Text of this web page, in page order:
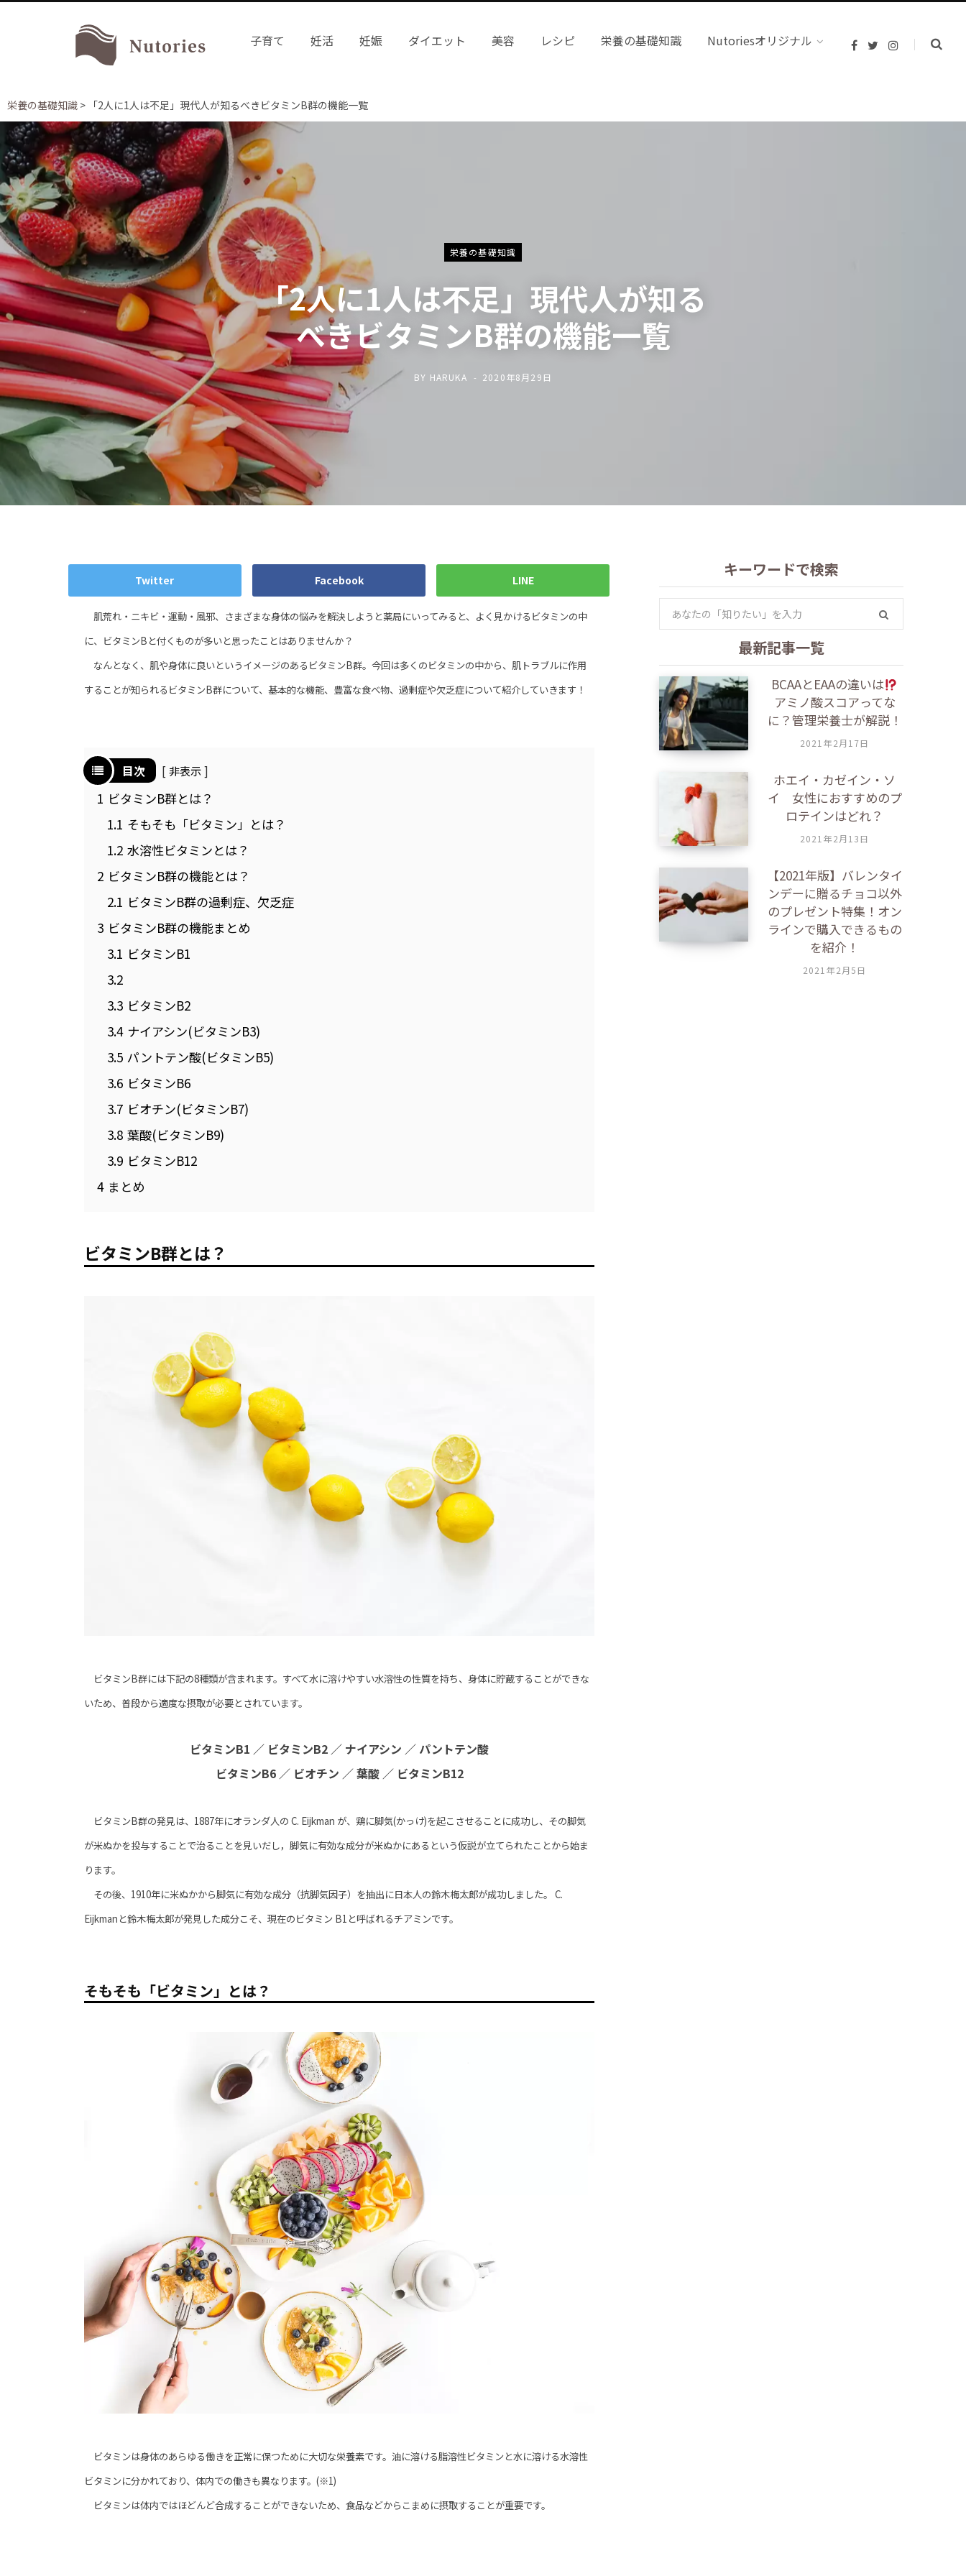
子育て 妊活 妊娠 ダイエット 美容 レシピ 栄養の基礎知識 Nutoriesオリジナル
F
k
I
a
栄養の基礎知識 > 「2人に1人は不足」現代人が知るべきビタミンB群の機能一覧
栄養の基礎知識
「2人に1人は不足」現代人が知る
べきビタミンB群の機能一覧
BY HARUKA 2020年8月29日
Twitter Facebook LINE
肌荒れ・ニキビ・運動・風邪、さまざまな身体の悩みを解決しようと薬局にいってみると、よく見かけるビタミンの中
に、ビタミンBと付くものが多いと思ったことはありませんか？
なんとなく、肌や身体に良いというイメージのあるビタミンB群。今回は多くのビタミンの中から、肌トラブルに作用
することが知られるビタミンB群について、基本的な機能、豊富な食べ物、過剰症や欠乏症について紹介していきます！
目次 非表示
1 ビタミンB群とは？
1.1 そもそも「ビタミン」とは？
1.2 水溶性ビタミンとは？
2 ビタミンB群の機能とは？
2.1 ビタミンB群の過剰症、欠乏症
3 ビタミンB群の機能まとめ
3.1 ビタミンB1
3.2
3.3 ビタミンB2
3.4 ナイアシン(ビタミンB3)
3.5 パントテン酸(ビタミンB5)
3.6 ビタミンB6
3.7 ビオチン(ビタミンB7)
3.8 葉酸(ビタミンB9)
3.9 ビタミンB12
4 まとめ
ビタミンB群とは？
ビタミンB群には下記の8種類が含まれます。すべて水に溶けやすい水溶性の性質を持ち、身体に貯蔵することができな
いため、普段から適度な摂取が必要とされています。
ビタミンB1 ／ ビタミンB2 ／ ナイアシン ／ パントテン酸
ビタミンB6 ／ ビオチン ／ 葉酸 ／ ビタミンB12
ビタミンB群の発見は、1887年にオランダ人の C. Eijkman が、鶏に脚気(かっけ)を起こさせることに成功し、その脚気
が米ぬかを投与することで治ることを見いだし，脚気に有効な成分が米ぬかにあるという仮説が立てられたことから始ま
ります。
その後、1910年に米ぬかから脚気に有効な成分（抗脚気因子）を抽出に日本人の鈴木梅太郎が成功しました。 C.
Eijkmanと鈴木梅太郎が発見した成分こそ、 現在のビタミン B1と呼ばれるチアミンです。
そもそも「ビタミン」とは？
ビタミンは身体のあらゆる働きを正常に保つために大切な栄養素です。油に溶ける脂溶性ビタミンと水に溶ける水溶性
ビタミンに分かれており、体内での働きも異なります。(※1)
ビタミンは体内ではほどんど合成することができないため、食品などからこまめに摂取することが重要です。
キーワードで検索
r
c
h
f
o
最新記事一覧
BCAAとEAAの違いは
アミノ酸スコアってな
に？管理栄養士が解説！
2021年2月17日
ホエイ・カゼイン・ソ
イ 女性におすすめのプ
ロテインはどれ？
2021年2月13日
【2021年版】バレンタイ
ンデーに贈るチョコ以外
のプレゼント特集！オン
ラインで購入できるもの
を紹介！
2021年2月5日